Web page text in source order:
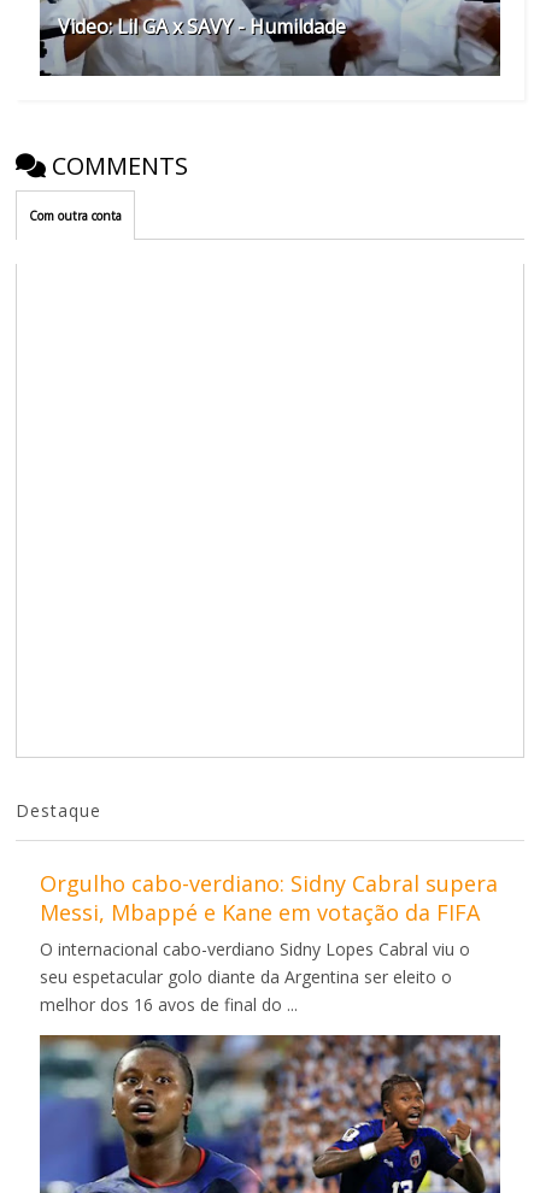
Video: Lil GA x SAVY - Humildade
COMMENTS
Com outra conta
Destaque
Orgulho cabo-verdiano: Sidny Cabral supera
Messi, Mbappé e Kane em votação da FIFA
O internacional cabo-verdiano Sidny Lopes Cabral viu o
seu espetacular golo diante da Argentina ser eleito o
melhor dos 16 avos de final do ...